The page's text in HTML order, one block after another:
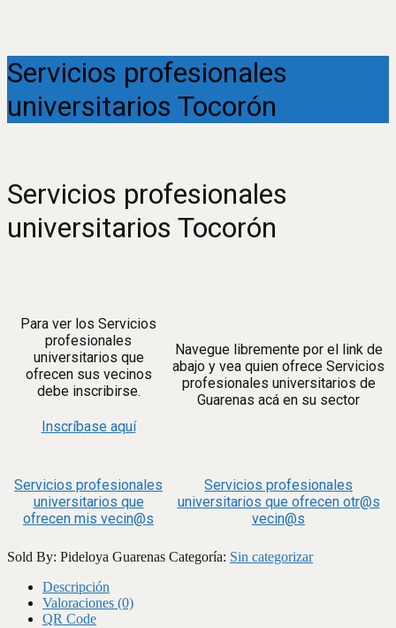
Servicios profesionales
universitarios Tocorón
Servicios profesionales
universitarios Tocorón
Para ver los Servicios
profesionales
universitarios que
ofrecen sus vecinos
debe inscribirse.
Inscríbase aquí
Navegue libremente por el link de
abajo y vea quien ofrece Servicios
profesionales universitarios de
Guarenas acá en su sector
Servicios profesionales
universitarios que
ofrecen mis vecin@s
Servicios profesionales
universitarios que ofrecen otr@s
vecin@s
Sold By: Pideloya Guarenas Categoría: Sin categorizar
Descripción
Valoraciones (0)
QR Code